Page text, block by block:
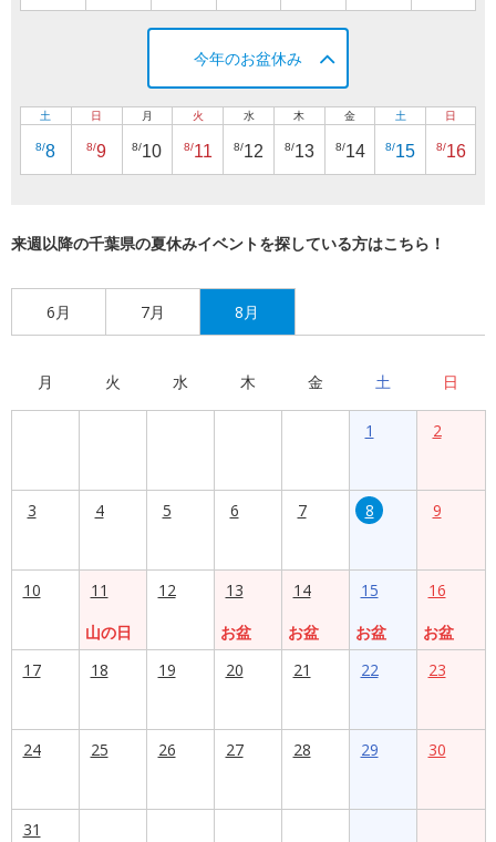
今年のお盆休み
土
8/8
日
8/9
月
8/10
火
8/11
水
8/12
木
8/13
金
8/14
土
8/15
日
8/16
来週以降の千葉県の夏休みイベントを探している方はこちら！
6月 7月 8月
月 火 水 木 金 土 日
1 2
3 4 5 6 7 8 9
10
11
山の日
12
13
お盆
14
お盆
15
お盆
16
お盆
17
18 19 20 21 22 23
24 25 26 27 28 29 30
31